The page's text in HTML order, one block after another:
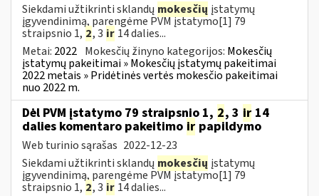
Siekdami užtikrinti sklandų mokesčių įstatymų
įgyvendinimą, parengėme PVM įstatymo[1] 79
straipsnio 1, 2, 3 ir 14 dalies...
Metai: 2022 Mokesčių žinyno kategorijos: Mokesčių
įstatymų pakeitimai » Mokesčių įstatymų pakeitimai
2022 metais » Pridėtinės vertės mokesčio pakeitimai
nuo 2022 m.
Dėl PVM įstatymo 79 straipsnio 1, 2, 3 ir 14
dalies komentaro pakeitimo ir papildymo
Web turinio sąrašas 2022-12-23
Siekdami užtikrinti sklandų mokesčių įstatymų
įgyvendinimą, parengėme PVM įstatymo[1] 79
straipsnio 1, 2, 3 ir 14 dalies...